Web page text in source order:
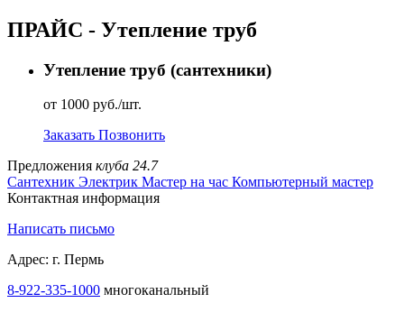
ПРАЙС - Утепление труб
Утепление труб (сантехники)
от 1000 руб./шт.
Заказать Позвонить
Предложения клуба 24.7
Сантехник Электрик Мастер на час Компьютерный мастер
Контактная информация
Написать письмо
Адрес: г. Пермь
8-922-335-1000 многоканальный